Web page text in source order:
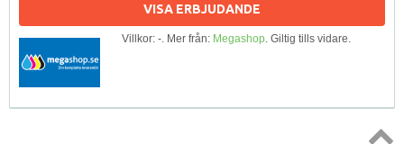
VISA ERBJUDANDE
Villkor: -. Mer från: Megashop. Giltig tills vidare.